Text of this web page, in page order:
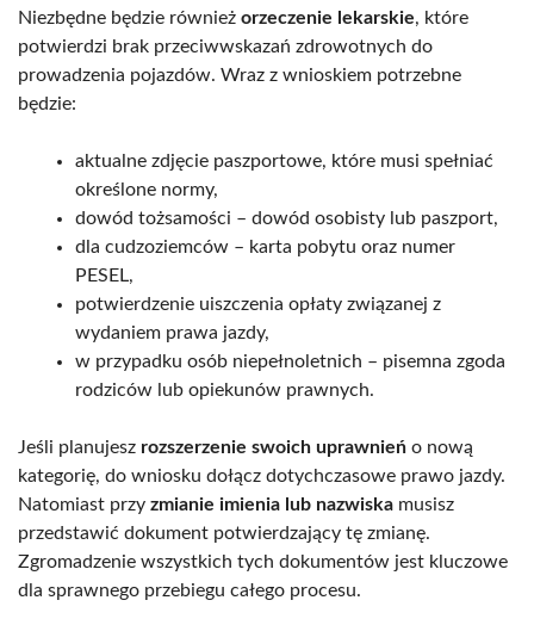
Niezbędne będzie również orzeczenie lekarskie, które
potwierdzi brak przeciwwskazań zdrowotnych do
prowadzenia pojazdów. Wraz z wnioskiem potrzebne
będzie:
aktualne zdjęcie paszportowe, które musi spełniać
określone normy,
dowód tożsamości – dowód osobisty lub paszport,
dla cudzoziemców – karta pobytu oraz numer
PESEL,
potwierdzenie uiszczenia opłaty związanej z
wydaniem prawa jazdy,
w przypadku osób niepełnoletnich – pisemna zgoda
rodziców lub opiekunów prawnych.
Jeśli planujesz rozszerzenie swoich uprawnień o nową
kategorię, do wniosku dołącz dotychczasowe prawo jazdy.
Natomiast przy zmianie imienia lub nazwiska musisz
przedstawić dokument potwierdzający tę zmianę.
Zgromadzenie wszystkich tych dokumentów jest kluczowe
dla sprawnego przebiegu całego procesu.